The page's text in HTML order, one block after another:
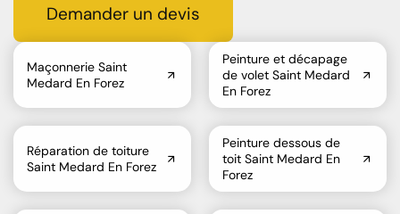
Demander un devis
Maçonnerie Saint
Medard En Forez
Peinture et décapage
de volet Saint Medard
En Forez
Réparation de toiture
Saint Medard En Forez
Peinture dessous de
toit Saint Medard En
Forez